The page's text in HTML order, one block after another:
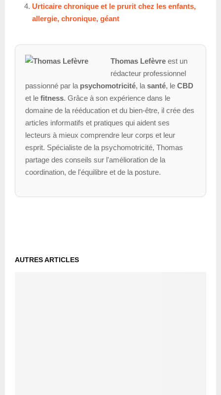
Urticaire chronique et le prurit chez les enfants,
allergie, chronique, géant
Thomas Lefèvreest un
rédacteur professionnel
passionné par la psychomotricité, la santé, le CBD
et le fitness. Grâce à son expérience dans le
domaine de la rééducation et du bien-être, il crée des
articles informatifs et pratiques qui aident ses
lecteurs à mieux comprendre leur corps et leur
esprit. Spécialiste de la psychomotricité, Thomas
partage des conseils sur l'amélioration de la
coordination, de l'équilibre et de la posture.
AUTRES ARTICLES